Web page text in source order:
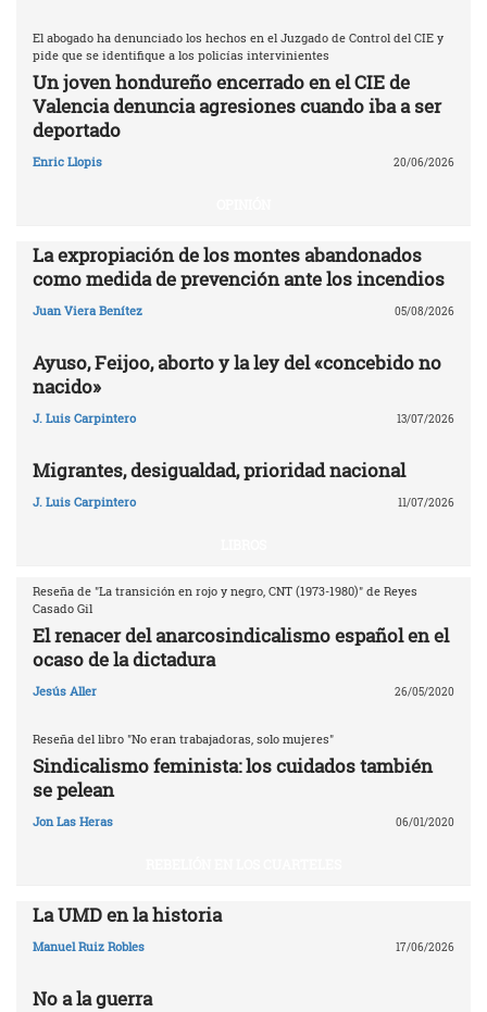
El abogado ha denunciado los hechos en el Juzgado de Control del CIE y
pide que se identifique a los policías intervinientes
Un joven hondureño encerrado en el CIE de
Valencia denuncia agresiones cuando iba a ser
deportado
Enric Llopis 20/06/2026
La expropiación de los montes abandonados
como medida de prevención ante los incendios
Juan Viera Benítez 05/08/2026
Ayuso, Feijoo, aborto y la ley del «concebido no
nacido»
J. Luis Carpintero 13/07/2026
Migrantes, desigualdad, prioridad nacional
J. Luis Carpintero 11/07/2026
Reseña de "La transición en rojo y negro, CNT (1973-1980)" de Reyes
Casado Gil
El renacer del anarcosindicalismo español en el
ocaso de la dictadura
Jesús Aller 26/05/2020
Reseña del libro "No eran trabajadoras, solo mujeres"
Sindicalismo feminista: los cuidados también
se pelean
Jon Las Heras 06/01/2020
La UMD en la historia
Manuel Ruiz Robles 17/06/2026
No a la guerra